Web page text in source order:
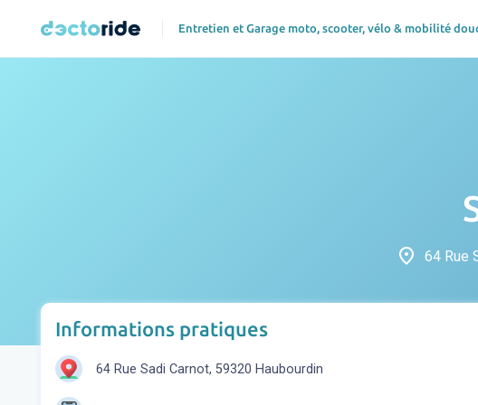
Entretien et Garage moto, scooter, vélo & mobilité
place 64 Rue
Informations pratiques
64 Rue Sadi Carnot, 59320 Haubourdin